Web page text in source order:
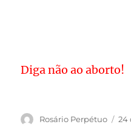
Diga não ao aborto!
Autor
Rosário Perpétuo 24